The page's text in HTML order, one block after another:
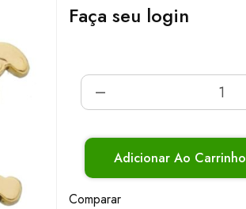
Faça seu login
Adicionar Ao Carrinho
Comparar